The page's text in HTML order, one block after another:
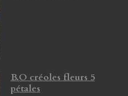
B.O créoles fleurs 5
pétales